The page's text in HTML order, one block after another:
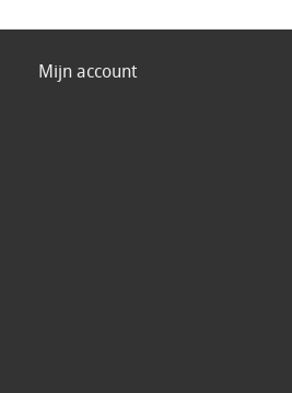
Mijn account